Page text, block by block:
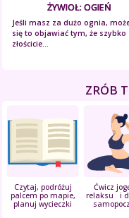
ŻYWIOŁ: OGIEŃ
Jeśli masz za dużo ognia,
się to objawiać tym, że szybko
złościcie...
ZRÓB
Czytaj, podróżuj
palcem po mapie,
planuj wycieczki
Ćwicz
relaksu i